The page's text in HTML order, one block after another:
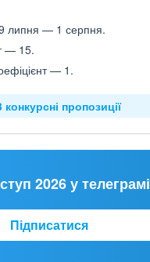
липня — 1 серпня.
— 15.
— 1.
пропозиції
2026 у телеграмі
Підписатися